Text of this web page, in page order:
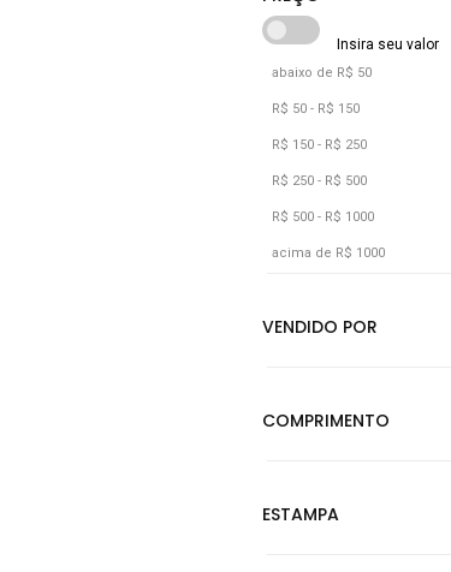
Estampado
Jeans
Laranja
Listra
Listrado
Marrom
Pink
abaixo de R$ 50
R$ 50 - R$ 150
R$ 150 - R$ 250
R$ 250 - R$ 500
R$ 500 - R$ 1000
acima de R$ 1000